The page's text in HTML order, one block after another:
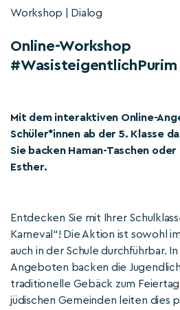
Workshop | Dialog
Online-Workshop
#WasisteigentlichPurim
Mit dem interaktiven Online-
Schüler*innen ab der 5. Klasse
Sie backen Haman-Taschen
Esther.
Entdecken Sie mit Ihrer
Karneval“! Die Aktion ist sowohl
auch in der Schule durchführbar.
Angeboten backen die
traditionelle Gebäck zum
jüdischen Gemeinden leiten dies